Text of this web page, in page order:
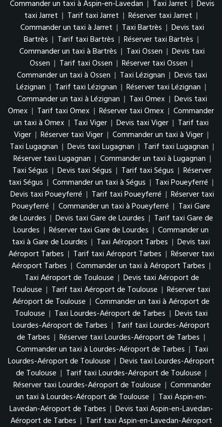
Commander un taxi à Aspin-en-Lavedan | Taxi Jarret | Devis
taxi Jarret | Tarif taxi Jarret | Réserver taxi Jarret |
Commander un taxi à Jarret | Taxi Bartrès | Devis taxi
Bartrès | Tarif taxi Bartrès | Réserver taxi Bartrès |
Commander un taxi à Bartrès | Taxi Ossen | Devis taxi
Ossen | Tarif taxi Ossen | Réserver taxi Ossen |
Commander un taxi à Ossen | Taxi Lézignan | Devis taxi
Lézignan | Tarif taxi Lézignan | Réserver taxi Lézignan |
Commander un taxi à Lézignan | Taxi Omex | Devis taxi
Omex | Tarif taxi Omex | Réserver taxi Omex | Commander
un taxi à Omex | Taxi Viger | Devis taxi Viger | Tarif taxi
Viger | Réserver taxi Viger | Commander un taxi à Viger |
Taxi Lugagnan | Devis taxi Lugagnan | Tarif taxi Lugagnan |
Réserver taxi Lugagnan | Commander un taxi à Lugagnan |
Taxi Ségus | Devis taxi Ségus | Tarif taxi Ségus | Réserver
taxi Ségus | Commander un taxi à Ségus | Taxi Poueyferré |
Devis taxi Poueyferré | Tarif taxi Poueyferré | Réserver taxi
Poueyferré | Commander un taxi à Poueyferré | Taxi Gare
de Lourdes | Devis taxi Gare de Lourdes | Tarif taxi Gare de
Lourdes | Réserver taxi Gare de Lourdes | Commander un
taxi à Gare de Lourdes | Taxi Aéroport Tarbes | Devis taxi
Aéroport Tarbes | Tarif taxi Aéroport Tarbes | Réserver taxi
Aéroport Tarbes | Commander un taxi à Aéroport Tarbes |
Taxi Aéroport de Toulouse | Devis taxi Aéroport de
Toulouse | Tarif taxi Aéroport de Toulouse | Réserver taxi
Aéroport de Toulouse | Commander un taxi à Aéroport de
Toulouse | Taxi Lourdes-Aéroport de Tarbes | Devis taxi
Lourdes-Aéroport de Tarbes | Tarif taxi Lourdes-Aéroport
de Tarbes | Réserver taxi Lourdes-Aéroport de Tarbes |
Commander un taxi à Lourdes-Aéroport de Tarbes | Taxi
Lourdes-Aéroport de Toulouse | Devis taxi Lourdes-Aéroport
de Toulouse | Tarif taxi Lourdes-Aéroport de Toulouse |
Réserver taxi Lourdes-Aéroport de Toulouse | Commander
un taxi à Lourdes-Aéroport de Toulouse | Taxi Aspin-en-
Lavedan-Aéroport de Tarbes | Devis taxi Aspin-en-Lavedan-
Aéroport de Tarbes | Tarif taxi Aspin-en-Lavedan-Aéroport